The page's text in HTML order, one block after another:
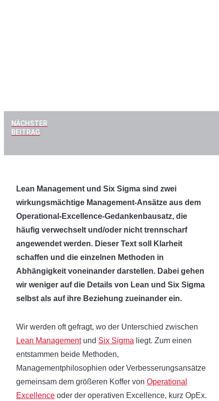
NÄCHSTER
BEITRAG
Lean Management und Six Sigma sind zwei
wirkungsmächtige Management-Ansätze aus dem
Operational-Excellence-Gedankenbausatz, die
häufig verwechselt und/oder nicht trennscharf
angewendet werden. Dieser Text soll Klarheit
schaffen und die einzelnen Methoden in
Abhängigkeit voneinander darstellen. Dabei gehen
wir weniger auf die Details von Lean und Six Sigma
selbst als auf ihre Beziehung zueinander ein.
Wir werden oft gefragt, wo der Unterschied zwischen
Lean Managementund Six Sigma liegt. Zum einen
entstammen beide Methoden,
Managementphilosophien oder Verbesserungsansätze
gemeinsam dem größeren Koffer von Operational
Excellence oder der operativen Excellence, kurz OpEx.